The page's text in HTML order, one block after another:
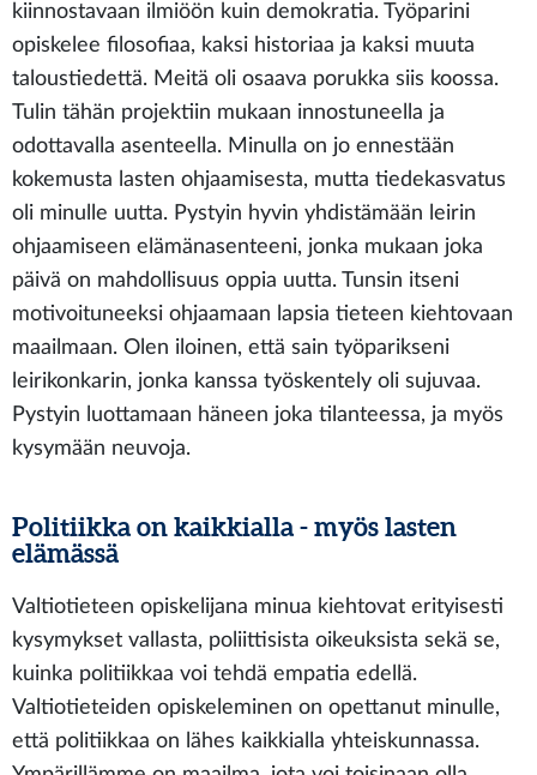
kiinnostavaan ilmiöön kuin demokratia. Työparini
opiskelee filosofiaa, kaksi historiaa ja kaksi muuta
taloustiedettä. Meitä oli osaava porukka siis koossa.
Tulin tähän projektiin mukaan innostuneella ja
odottavalla asenteella. Minulla on jo ennestään
kokemusta lasten ohjaamisesta, mutta tiedekasvatus
oli minulle uutta. Pystyin hyvin yhdistämään leirin
ohjaamiseen elämänasenteeni, jonka mukaan joka
päivä on mahdollisuus oppia uutta. Tunsin itseni
motivoituneeksi ohjaamaan lapsia tieteen kiehtovaan
maailmaan. Olen iloinen, että sain työparikseni
leirikonkarin, jonka kanssa työskentely oli sujuvaa.
Pystyin luottamaan häneen joka tilanteessa, ja myös
kysymään neuvoja.
Politiikka on kaikkialla - myös lasten
elämässä
Valtiotieteen opiskelijana minua kiehtovat erityisesti
kysymykset vallasta, poliittisista oikeuksista sekä se,
kuinka politiikkaa voi tehdä empatia edellä.
Valtiotieteiden opiskeleminen on opettanut minulle,
että politiikkaa on lähes kaikkialla yhteiskunnassa.